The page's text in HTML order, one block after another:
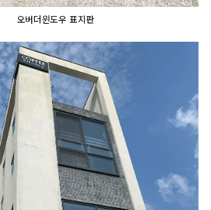
오버더윈도우 표지판